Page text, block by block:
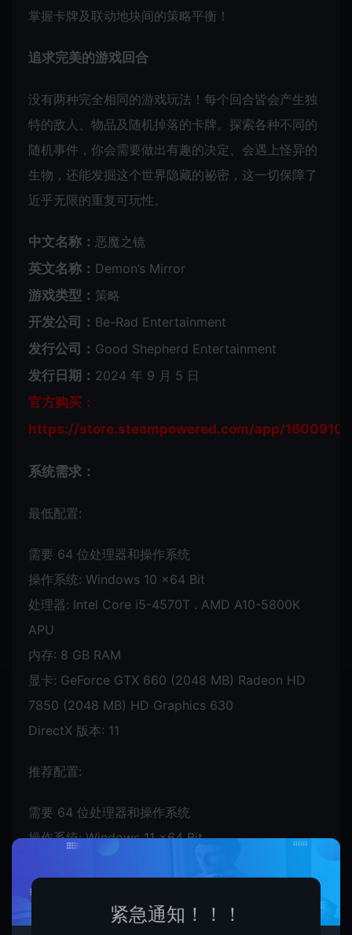
掌握卡牌及联动地块间的策略平衡！
追求完美的游戏回合
没有两种完全相同的游戏玩法！每个回合皆会产生独
特的敌人、物品及随机掉落的卡牌。探索各种不同的
随机事件，你会需要做出有趣的决定、会遇上怪异的
生物，还能发掘这个世界隐藏的祕密，这一切保障了
近乎无限的重复可玩性。
中文名称： 恶魔之镜
英文名称： Demon’s Mirror
游戏类型： 策略
开发公司： Be-Rad Entertainment
发行公司： Good Shepherd Entertainment
发行日期： 2024 年 9 月 5 日
官方购买：
https://store.steampowered.com/app/1600910/
系统需求：
最低配置:
需要 64 位处理器和操作系统
操作系统: Windows 10 x64 Bit
处理器: Intel Core i5-4570T . AMD A10-5800K
APU
内存: 8 GB RAM
显卡: GeForce GTX 660 (2048 MB) Radeon HD
7850 (2048 MB) HD Graphics 630
DirectX 版本: 11
推荐配置:
需要 64 位处理器和操作系统
操作系统: Windows 11 x64 Bit
内存: 8 GB RAM
显卡: GeForce GTX 1050 Ti Radeon RX 470
紧急通知！！！